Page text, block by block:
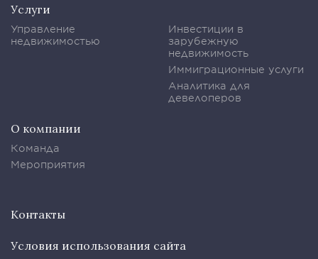
Услуги
Управление
недвижимостью
Инвестиции в
зарубежную
недвижимость
Иммиграционные услуги
Аналитика для
девелоперов
О компании
Команда
Мероприятия
Контакты
Условия использования сайта